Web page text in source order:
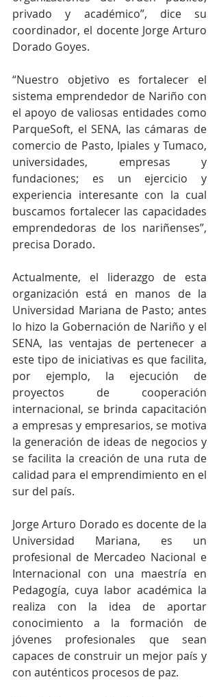
privado y académico”, dice su
coordinador, el docente Jorge Arturo
Dorado Goyes.
“Nuestro objetivo es fortalecer el
sistema emprendedor de Nariño con
el apoyo de valiosas entidades como
ParqueSoft, el SENA, las cámaras de
comercio de Pasto, Ipiales y Tumaco,
universidades, empresas y
fundaciones; es un ejercicio y
experiencia interesante con la cual
buscamos fortalecer las capacidades
emprendedoras de los nariñenses”,
precisa Dorado.
Actualmente, el liderazgo de esta
organización está en manos de la
Universidad Mariana de Pasto; antes
lo hizo la Gobernación de Nariño y el
SENA, las ventajas de pertenecer a
este tipo de iniciativas es que facilita,
por ejemplo, la ejecución de
proyectos de cooperación
internacional, se brinda capacitación
a empresas y empresarios, se motiva
la generación de ideas de negocios y
se facilita la creación de una ruta de
calidad para el emprendimiento en el
sur del país.
Jorge Arturo Dorado es docente de la
Universidad Mariana, es un
profesional de Mercadeo Nacional e
Internacional con una maestría en
Pedagogía, cuya labor académica la
realiza con la idea de aportar
conocimiento a la formación de
jóvenes profesionales que sean
capaces de construir un mejor país y
con auténticos procesos de paz.